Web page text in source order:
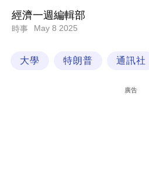
業
科
經濟一週編輯部
時事 May 8 2025
大學 特朗普 通訊社
廣告